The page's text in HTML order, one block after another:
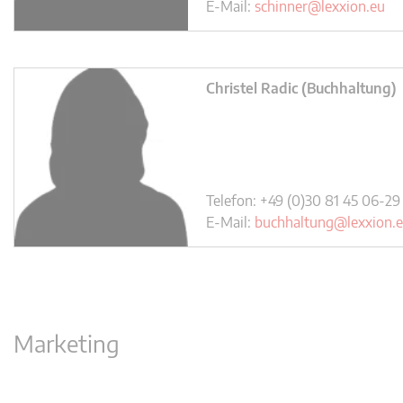
E-Mail: schinner@lexxion.eu
Christel Radic (Buchhaltung)
Telefon: +49 (0)30 81 45 06-29
E-Mail:
Marketing